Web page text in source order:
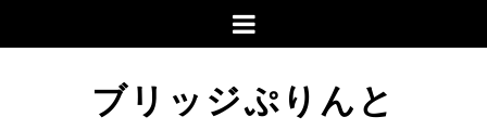
ブリッジぷりんと